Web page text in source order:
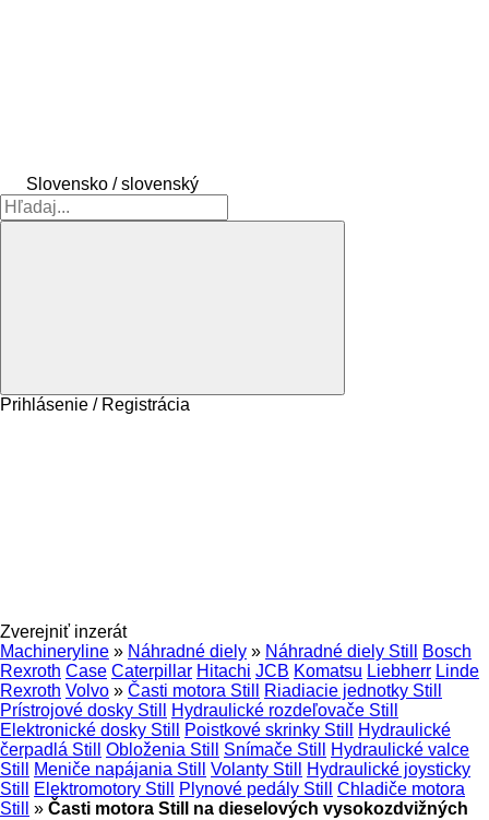
Slovensko / slovenský
Prihlásenie / Registrácia
Zverejniť inzerát
Machineryline » Náhradné diely » Náhradné diely Still
Bosch
Rexroth Case Caterpillar Hitachi JCB Komatsu Liebherr Linde
Rexroth Volvo » Časti motora Still
Riadiacie jednotky Still
Prístrojové dosky Still
Hydraulické rozdeľovače Still
Elektronické dosky Still
Poistkové skrinky Still
Hydraulické
čerpadlá Still
Obloženia Still Snímače Still
Hydraulické valce
Still
Meniče napájania Still Volanty Still
Hydraulické joysticky
Still
Elektromotory Still Plynové pedály Still
Chladiče motora
Still
» Časti motora Still na dieselových vysokozdvižných